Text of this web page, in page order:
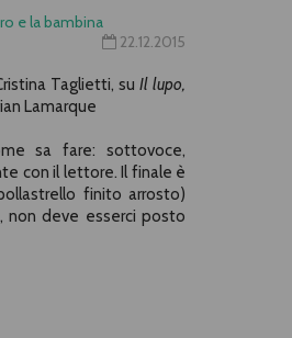
e la bambina
22.12.2015
Taglietti, su Il lupo,
Lamarque
sa fare: sottovoce,
con il lettore. Il finale è
finito arrosto)
non deve esserci posto